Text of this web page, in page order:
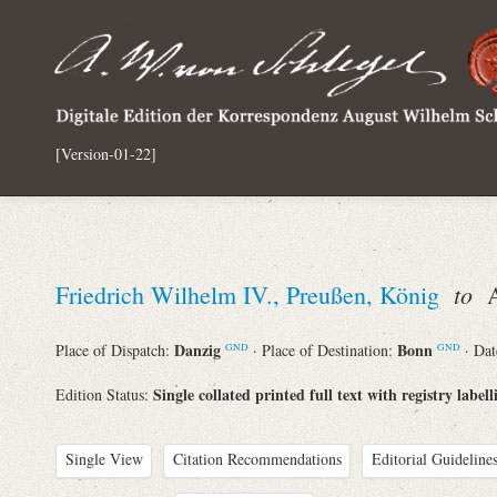
[Version-01-22]
Friedrich Wilhelm IV., Preußen, König to
Place of Dispatch: Danzig GND · Place of Destination: Bonn GND ·
Edition Status: Single collated printed full text with registry
Single View Citation Recommendations Editorial